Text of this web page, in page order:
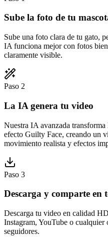
Sube la foto de tu
Sube una foto clara de tu gato,
IA funciona mejor con fotos
claramente visible.
Paso 2
La IA genera tu video
Nuestra IA avanzada
efecto Guilty Face, creando un
movimiento realista y efectos
Paso 3
Descarga y comparte en
Descarga tu video en calidad
Instagram, YouTube o cualquier
seguidores.